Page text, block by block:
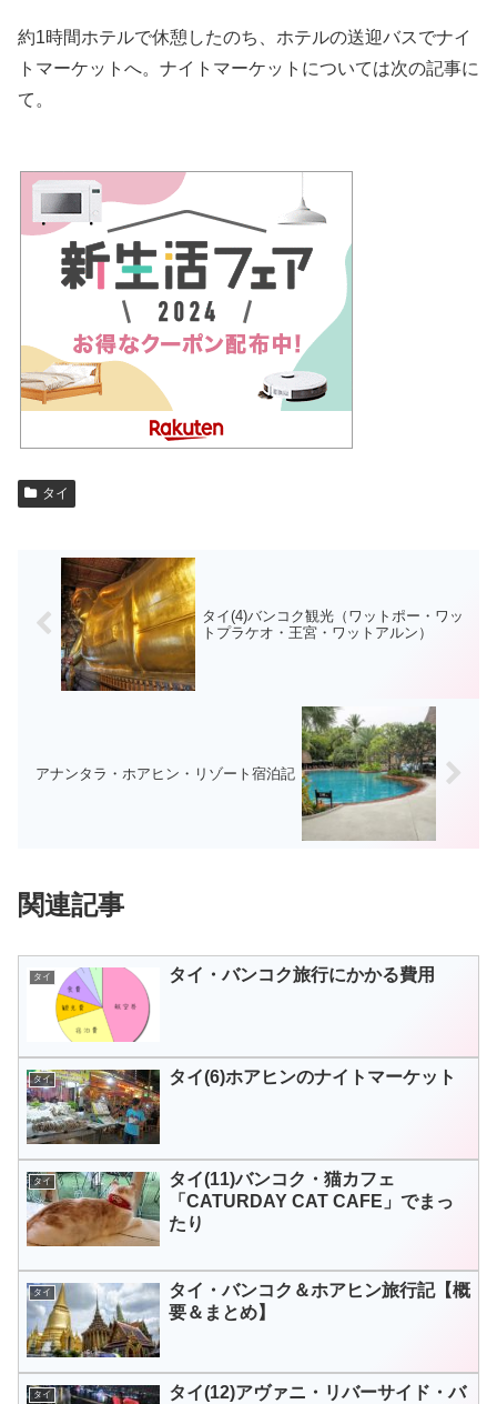
約1時間ホテルで休憩したのち、ホテルの送迎バスでナイ
トマーケットへ。ナイトマーケットについては次の記事に
て。
タイ
タイ(4)バンコク観光（ワットポー・ワッ
トプラケオ・王宮・ワットアルン）
アナンタラ・ホアヒン・リゾート宿泊記
関連記事
タイ タイ・バンコク旅行にかかる費用
タイ タイ(6)ホアヒンのナイトマーケット
タイ
タイ(11)バンコク・猫カフェ
「CATURDAY CAT CAFE」でまっ
たり
タイ
タイ・バンコク＆ホアヒン旅行記【概
要＆まとめ】
タイ
タイ(12)アヴァニ・リバーサイド・バ